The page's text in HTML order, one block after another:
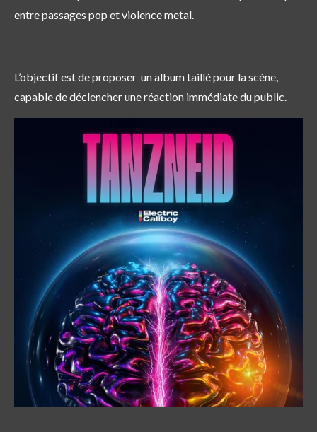
entre passages pop et violence metal.
L’objectif est de proposer un album taillé pour la scène,
capable de déclencher une réaction immédiate du public.